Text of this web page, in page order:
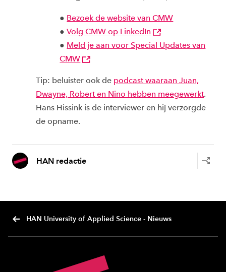
● Bezoek de website van CMW
●Volg CMW op LinkedIn
● Meld je aan voor Special Updates van
CMW
Tip: beluister ook de podcast waaraan Juan,
Dwayne, Robert en Nino hebben meegewerkt.
Hans Hissink is de interviewer en hij verzorgde
de opname.
HAN redactie
HAN University of Applied Science - Nieuws